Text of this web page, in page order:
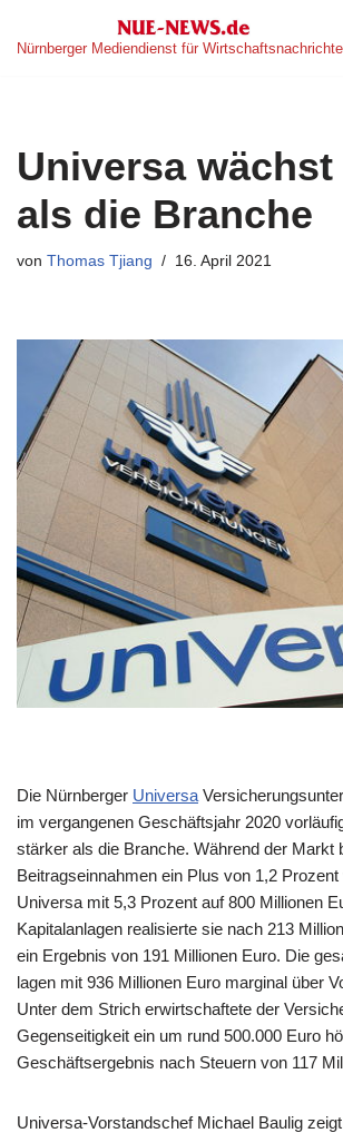
Zum
Nürnberger Mediendienst für
Universa
als die Branche
von Thomas Tjiang 16. April 2021
Die Nürnberger Universa
im vergangenen Geschäftsjahr 2020
stärker als die Branche. Während der Markt
Beitragseinnahmen ein Plus von 1,2
Universa mit 5,3 Prozent auf 800 Millionen
Kapitalanlagen realisierte sie nach 213
ein Ergebnis von 191 Millionen Euro. Die
lagen mit 936 Millionen Euro marginal über
Unter dem Strich erwirtschaftete der
Gegenseitigkeit ein um rund 500.000 Euro
Geschäftsergebnis nach Steuern von 117
Universa-Vorstandschef Michael Baulig